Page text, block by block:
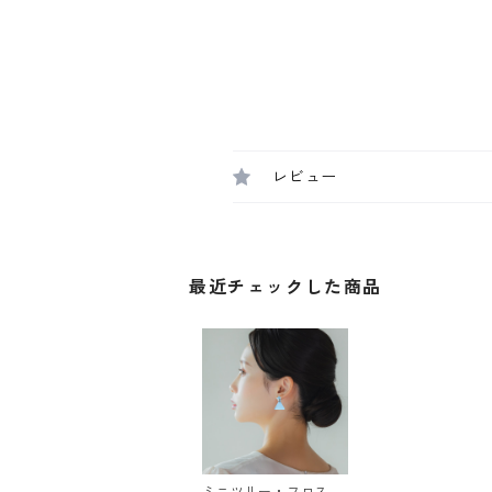
レビュー
最近チェックした商品